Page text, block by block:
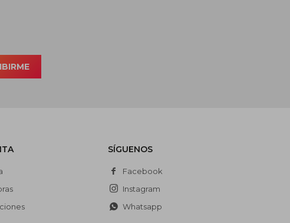
SÍGUENOS
Facebook
Instagram
Whatsapp